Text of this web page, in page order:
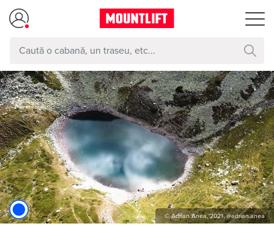
© Adrian Anea, 2021, @adrian.anea